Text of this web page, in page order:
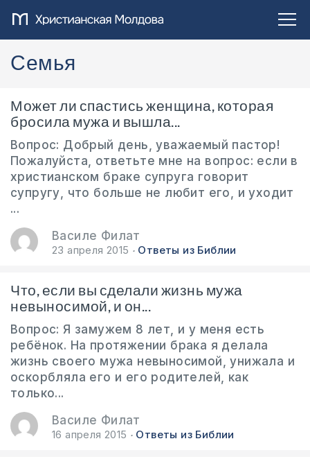
Семья
Может ли спастись женщина, которая
бросила мужа и вышла...
Вопрос: Добрый день, уважаемый пастор!
Пожалуйста, ответьте мне на вопрос: если в
христианском браке супруга говорит
супругу, что больше не любит его, и уходит
...
Василе Филат
23 апреля 2015 Ответы из Библии
Что, если вы сделали жизнь мужа
невыносимой, и он...
Вопрос: Я замужем 8 лет, и у меня есть
ребёнок. На протяжении брака я делала
жизнь своего мужа невыносимой, унижала и
оскорбляла его и его родителей, как
только...
Василе Филат
16 апреля 2015 Ответы из Библии